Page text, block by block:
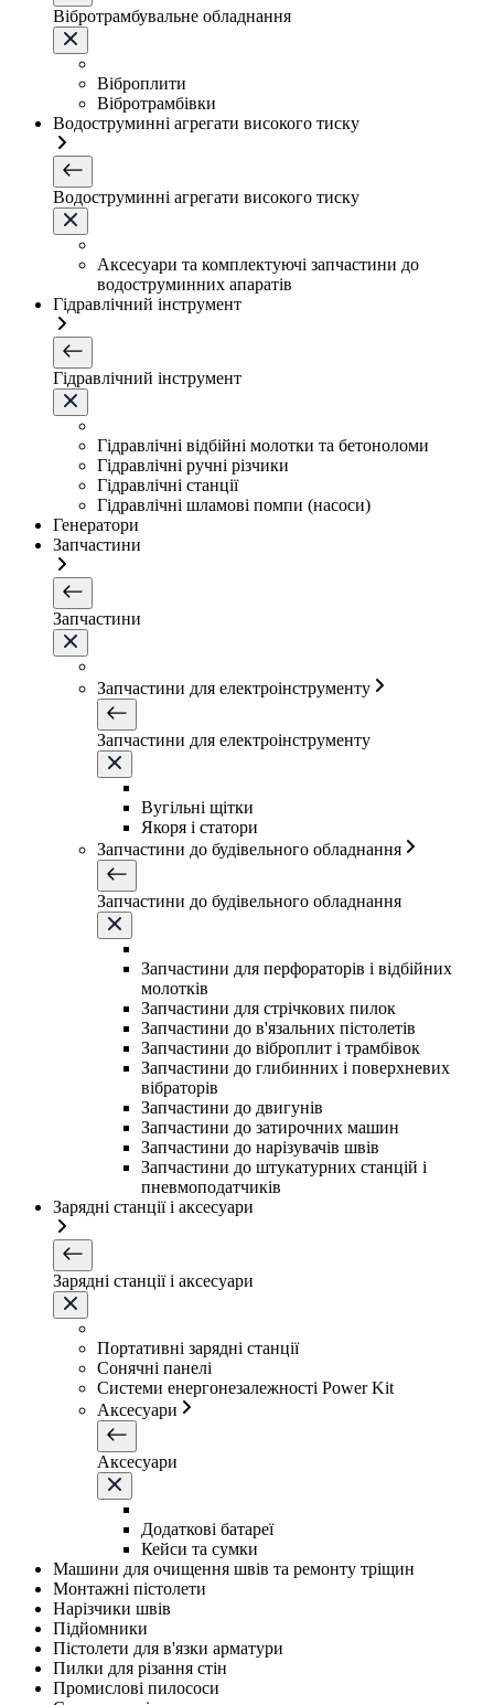
Вібротрамбувальне обладнання
Віброплити
Вібротрамбівки
Водоструминні агрегати високого тиску
Водоструминні агрегати високого тиску
Аксесуари та комплектуючі запчастини до
водоструминних апаратів
Гідравлічний інструмент
Гідравлічний інструмент
Гідравлічні відбійні молотки та бетоноломи
Гідравлічні ручні різчики
Гідравлічні станції
Гідравлічні шламові помпи (насоси)
Генератори
Запчастини
Запчастини
Запчастини для електроінструменту
Запчастини для електроінструменту
Вугільні щітки
Якоря і статори
Запчастини до будівельного обладнання
Запчастини до будівельного обладнання
Запчастини для перфораторів і відбійних
молотків
Запчастини для стрічкових пилок
Запчастини до в'язальних пістолетів
Запчастини до віброплит і трамбівок
Запчастини до глибинних і поверхневих
вібраторів
Запчастини до двигунів
Запчастини до затирочних машин
Запчастини до нарізувачів швів
Запчастини до штукатурних станцій і
пневмоподатчиків
Зарядні станції і аксесуари
Зарядні станції і аксесуари
Портативні зарядні станції
Сонячні панелі
Системи енергонезалежності Power Kit
Аксесуари
Аксесуари
Додаткові батареї
Кейси та сумки
Машини для очищення швів та ремонту тріщин
Монтажні пістолети
Нарізчики швів
Підйомники
Пістолети для в'язки арматури
Пилки для різання стін
Промислові пилососи